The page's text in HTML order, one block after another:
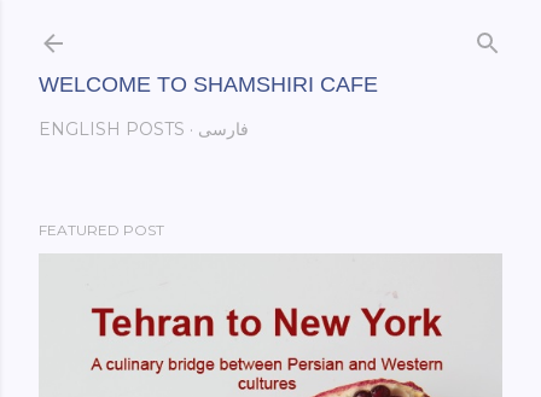
WELCOME TO SHAMSHIRI CAFE
ENGLISH POSTS فارسی
FEATURED POST